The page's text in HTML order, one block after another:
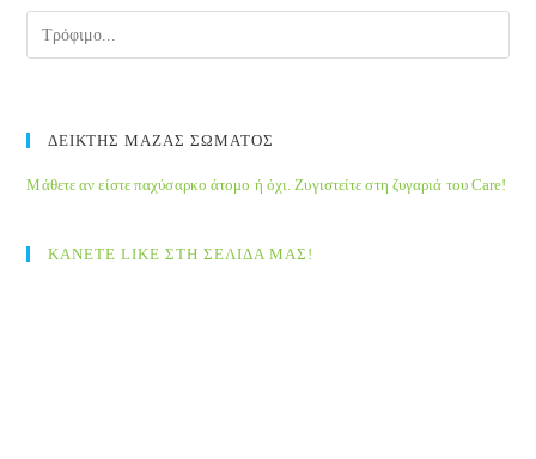
ΔΕΙΚΤΗΣ ΜΑΖΑΣ ΣΩΜΑΤΟΣ
Μάθετε αν είστε παχύσαρκο άτομο ή όχι. Ζυγιστείτε στη ζυγαριά του Care!
ΚΑΝΕΤΕ LIKE ΣΤΗ ΣΕΛΙΔΑ ΜΑΣ!